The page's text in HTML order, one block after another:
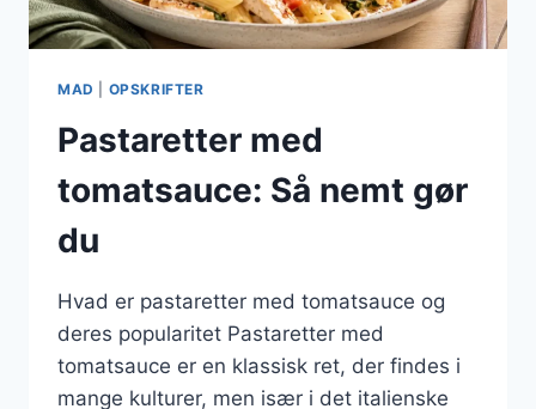
MAD OPSKRIFTER
Pastaretter med
tomatsauce: Så nemt gør
du
Hvad er pastaretter med tomatsauce og
deres popularitet Pastaretter med
tomatsauce er en klassisk ret, der findes i
mange kulturer, men især i det italienske